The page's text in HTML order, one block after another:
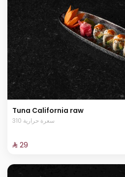
Tuna California raw
310 سعرة حرارية
⁨⁦‪‬ 29⁩